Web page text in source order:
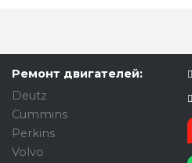
Ремонт двигателей:
Deutz
Cummins
Perkins
Volvo